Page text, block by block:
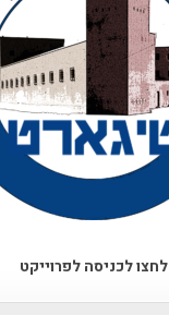
לחצו לכניסה לפרוייקט